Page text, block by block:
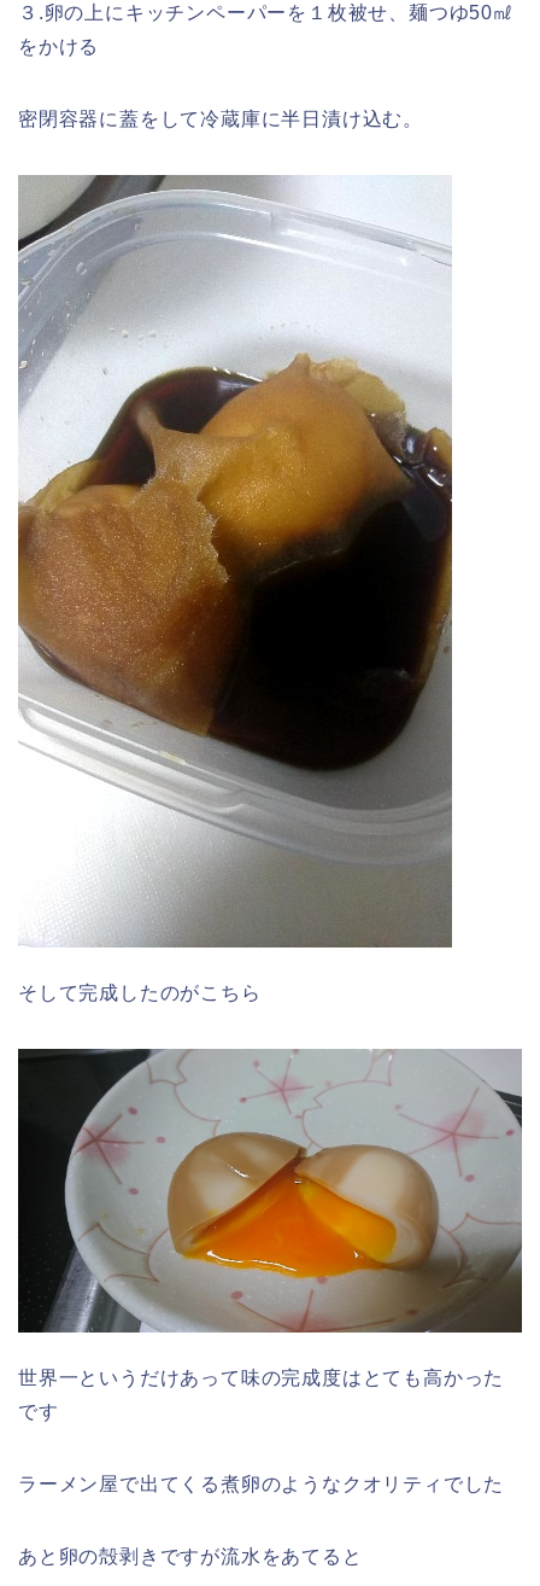
３.卵の上にキッチンペーパーを１枚被せ、麺つゆ50㎖
をかける
密閉容器に蓋をして冷蔵庫に半日漬け込む。
そして完成したのがこちら
世界一というだけあって味の完成度はとても高かった
です
ラーメン屋で出てくる煮卵のようなクオリティでした
あと卵の殻剥きですが流水をあてると